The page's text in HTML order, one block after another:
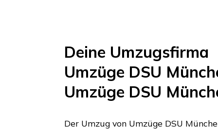
Deine Umzugsfirma
Umzüge DSU
Umzüge DSU
Der Umzug von Umzüge DSU